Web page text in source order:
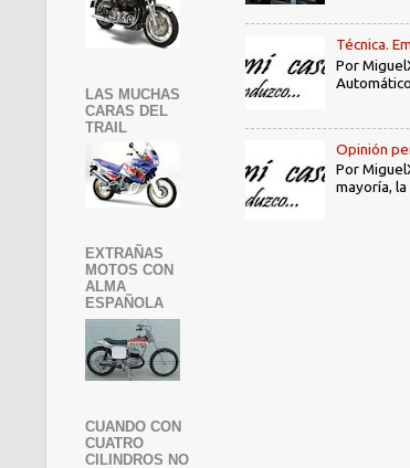
Técnica.
Por
Opinión
Por
mayoría, la
LAS MUCHAS
CARAS DEL
TRAIL
EXTRAÑAS
MOTOS CON
ALMA
ESPAÑOLA
CUANDO CON
CUATRO
CILINDROS NO